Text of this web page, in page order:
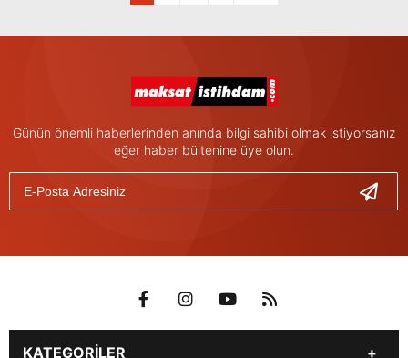
Günün önemli haberlerinden anında bilgi sahibi olmak istiyorsanız
eğer haber bültenine üye olun.
KATEGORİLER